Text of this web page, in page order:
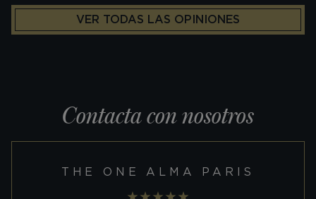
VER TODAS LAS OPINIONES
Contacta con nosotros
THE ONE ALMA PARIS